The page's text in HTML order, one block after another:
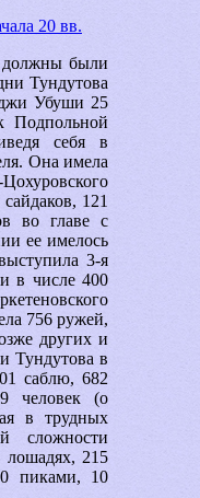
20 вв.
должны были
Тундутова
Убуши 25
Подпольной
себя в
Она имела
121
во главе с
ее имелось
3-я
в числе 400
756 ружей,
других и
Тундутова в
саблю, 682
человек (о
в трудных
сложности
лошадях, 215
пиками, 10